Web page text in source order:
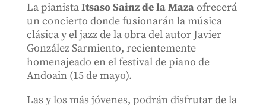
La pianistaItsaso Sainz de la Mazaofrecerá
un concierto donde fusionarán la música
clásica y el jazz de la obra del autor Javier
González Sarmiento, recientemente
homenajeado en el festival de piano de
Andoain (15 de mayo).
Las y los más jóvenes, podrán disfrutar de la